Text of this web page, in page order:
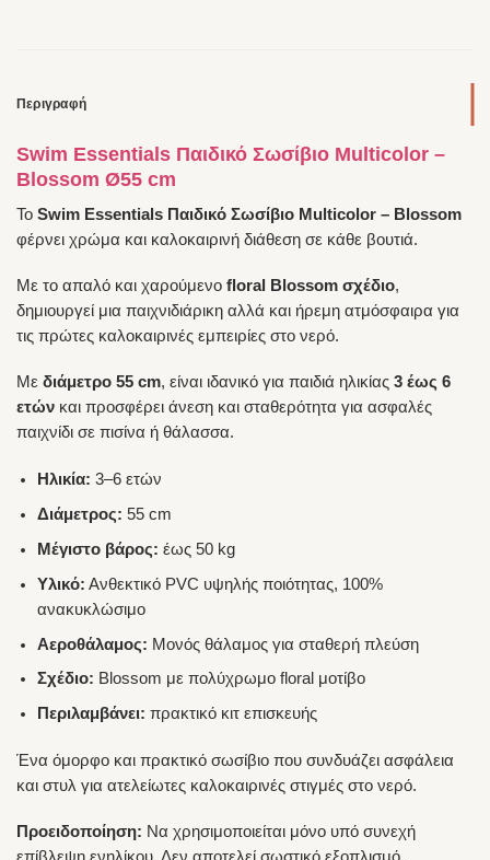
Περιγραφή
Swim Essentials Παιδικό Σωσίβιο Multicolor –
Blossom Ø55 cm
Το Swim Essentials Παιδικό Σωσίβιο Multicolor – Blossom
φέρνει χρώμα και καλοκαιρινή διάθεση σε κάθε βουτιά.
Με το απαλό και χαρούμενο floral Blossom σχέδιο,
δημιουργεί μια παιχνιδιάρικη αλλά και ήρεμη ατμόσφαιρα για
τις πρώτες καλοκαιρινές εμπειρίες στο νερό.
Με διάμετρο 55 cm, είναι ιδανικό για παιδιά ηλικίας 3 έως 6
ετών και προσφέρει άνεση και σταθερότητα για ασφαλές
παιχνίδι σε πισίνα ή θάλασσα.
Ηλικία: 3–6 ετών
Διάμετρος: 55 cm
Μέγιστο βάρος: έως 50 kg
Υλικό: Ανθεκτικό PVC υψηλής ποιότητας, 100%
ανακυκλώσιμο
Αεροθάλαμος: Μονός θάλαμος για σταθερή πλεύση
Σχέδιο: Blossom με πολύχρωμο floral μοτίβο
Περιλαμβάνει: πρακτικό κιτ επισκευής
Ένα όμορφο και πρακτικό σωσίβιο που συνδυάζει ασφάλεια
και στυλ για ατελείωτες καλοκαιρινές στιγμές στο νερό.
Προειδοποίηση: Να χρησιμοποιείται μόνο υπό συνεχή